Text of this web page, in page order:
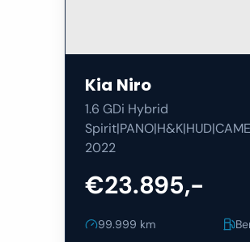
Kia Niro
1.6 GDi Hybrid
2022
€23.895,-
99.999 km